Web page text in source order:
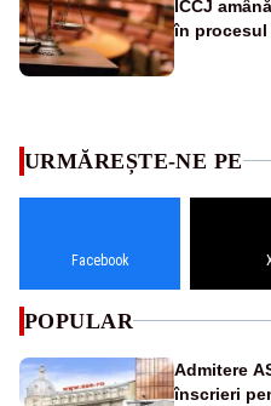
ÎCCJ
în procesul
URMĂREȘTE-NE PE
Facebook
POPULAR
Admitere
înscrieri